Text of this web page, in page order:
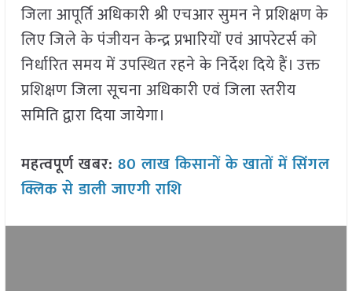
जिला आपूर्ति अधिकारी श्री एचआर सुमन ने प्रशिक्षण के
लिए जिले के पंजीयन केन्द्र प्रभारियों एवं आपरेटर्स को
निर्धारित समय में उपस्थित रहने के निर्देश दिये हैं। उक्त
प्रशिक्षण जिला सूचना अधिकारी एवं जिला स्तरीय
समिति द्वारा दिया जायेगा।
महत्वपूर्ण खबर: 80 लाख किसानों के खातों में सिंगल
क्लिक से डाली जाएगी राशि